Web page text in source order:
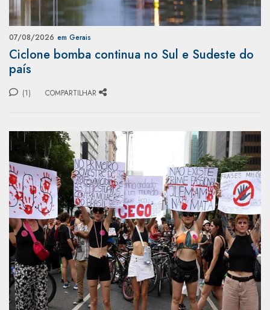
07/08/2026 em Gerais
Ciclone bomba continua no Sul e Sudeste do
país
(1) COMPARTILHAR